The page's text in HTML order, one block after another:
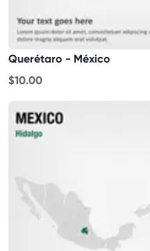
Querétaro - México
$10.00